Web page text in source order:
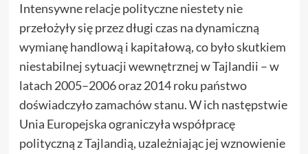
Intensywne relacje polityczne niestety nie
przełożyły się przez długi czas na dynamiczną
wymianę handlową i kapitałową, co było skutkiem
niestabilnej sytuacji wewnętrznej w Tajlandii – w
latach 2005–2006 oraz 2014 roku państwo
doświadczyło zamachów stanu. W ich następstwie
Unia Europejska ograniczyła współpracę
polityczną z Tajlandią, uzależniając jej wznowienie